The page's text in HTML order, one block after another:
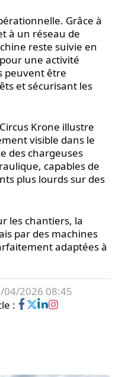
Grâce à
à un réseau de
reste suivie en
une activité
peuvent être
et sécurisant les
Krone illustre
visible dans le
des chargeuses
capables de
plus lourds sur des
les chantiers, la
par des machines
adaptées à
04/2026 08:45
: